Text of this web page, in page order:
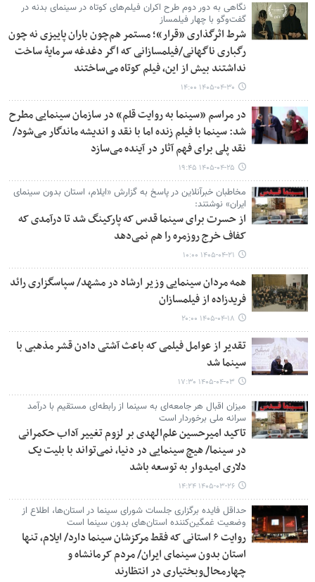
نگاهی به دور دوم طرح اکران فیلم‌های کوتاه در سینمای بدنه در
گفت‌وگو با چهار فیلمساز
شرط اثرگذاری «قرار»؛ مستمر هم‌چون باران پاییزی نه چون
رگباری ناگهانی/فیلمسازانی که اگر دغدغه سرمایهٔ ساخت
نداشتند بیش از این‌، فیلم کوتاه می‌ساختند
۱۴۰۵-۰۴-۳۰ ۱۴:۰۰
در مراسم «سینما به روایت قلم» در سازمان سینمایی مطرح
شد: سینما با فیلم زنده اما با نقد و اندیشه ماندگار می‌شود/
نقد پلی برای فهم آثار در آینده می‌سازد
۱۴۰۵-۰۴-۲۵ ۱۹:۴۵
مخاطبان خبرآنلاین در پاسخ به گزارش «ایلام، استان بدون سینمای
ایران» نوشتند:
از حسرت برای سینما قدس که پارکینگ شد تا درآمدی که
کفاف خرج‌ روزمره را هم نمی‌دهد
۱۴۰۵-۰۴-۲۱ ۱۰:۰۰
همه مردان سینمایی وزیر ارشاد در مشهد/ سپاسگزاری رائد
فریدزاده از فیلمسازان
۱۴۰۵-۰۴-۱۸ ۲۰:۰۰
تقدیر از عوامل فیلمی که باعث آشتی دادن قشر مذهبی با
سینما شد
۱۴۰۵-۰۴-۰۳ ۱۷:۳۰
میزان اقبال هر جامعه‌ای به سینما از رابطه‌ای مستقیم با درآمد
سرانه ملی برخوردار است
تاکید امیرحسین علم‌الهدی بر لزوم تغییر آداب حکمرانی
در سینما/ هیچ سینمایی در دنیا، نمی‌تواند با بلیت یک
دلاری امیدوار به توسعه باشد
۱۴۰۵-۰۳-۲۶ ۱۴:۲۴
حداقل فایده برگزاری جلسات شورای سینما در استان‌ها، اطلاع از
وضعیت غمگین‌کننده استان‌های بدون سینما است
روایت ۶ استانی که فقط مرکزشان سینما دارد/ ایلام، تنها
استان بدون سینمای ایران/ مردم کرمانشاه و
چهارمحال‌وبختیاری در انتظارند